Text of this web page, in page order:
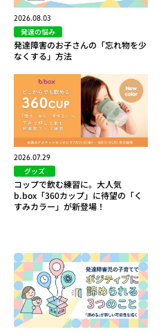
2026.08.03
発達の悩み
発達障害のお子さんの「忘れ物を少
なくする」方法
2026.07.29
グッズ
コップで飲む練習に。大人気
b.box「360カップ」に待望の「く
すみカラー」が新登場！